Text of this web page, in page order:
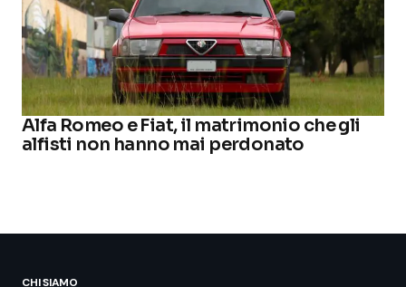
Alfa Romeo e Fiat, il matrimonio che gli
alfisti non hanno mai perdonato
CHI SIAMO